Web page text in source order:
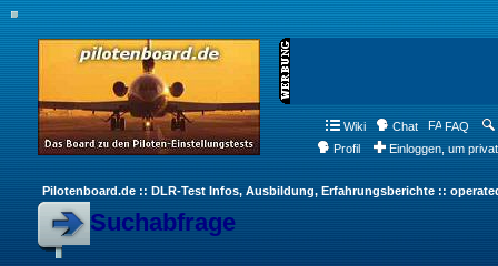
Wiki Chat FAQ
Profil
Einloggen, um
Pilotenboard.de :: DLR-Test Infos, Ausbildung, Erfahrungsberichte ::
Suchabfrage